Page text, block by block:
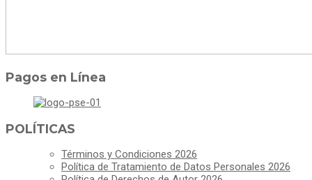
Pagos en Línea
POLÍTICAS
Términos y Condiciones 2026
Política de Tratamiento de Datos Personales 2026